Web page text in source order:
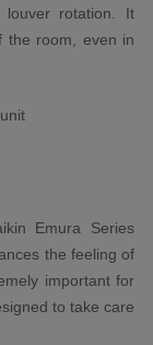
louver rotation. It
the room, even in
Emura Series
the feeling of
important for
to take care